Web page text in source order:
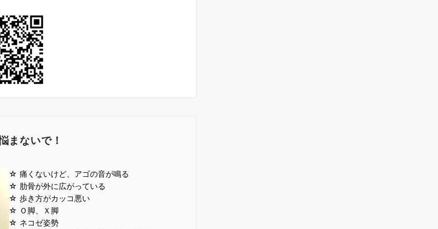
まないで！
☆ 痛くないけど、アゴの音が鳴る
☆ 肋骨が外に広がっている
☆ 歩き方がカッコ悪い
☆ Ｏ脚、Ｘ脚
☆ ネコゼ姿勢